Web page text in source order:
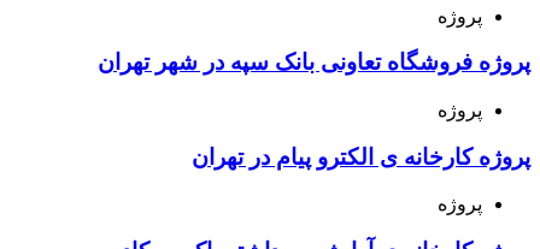
پروژه
پروژه فروشگاه تعاونی بانک سپه در شهر تهران
پروژه
پروژه کارخانه ی الکترو پیام در تهران
پروژه